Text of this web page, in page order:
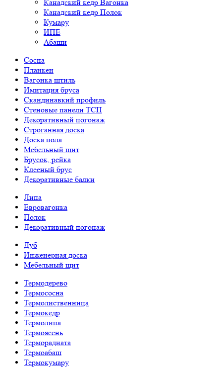
Канадский кедр Вагонка
Канадский кедр Полок
Кумару
ИПЕ
Абаши
Сосна
Планкен
Вагонка штиль
Имитация бруса
Скандинавкий профиль
Стеновые панели ТСП
Декоративный погонаж
Строганная доска
Доска пола
Мебельный щит
Брусок, рейка
Клееный брус
Декоративные балки
Липа
Евровагонка
Полок
Декоративный погонаж
Дуб
Инженерная доска
Мебельный щит
Термодерево
Термососна
Термолиственница
Термокедр
Термолипа
Термоясень
Терморадиата
Термоабаш
Термокумару